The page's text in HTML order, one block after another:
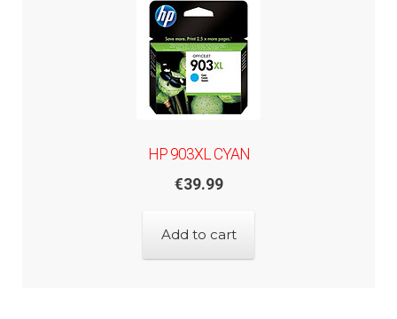
HP 903XL CYAN
€39.99
Add to cart